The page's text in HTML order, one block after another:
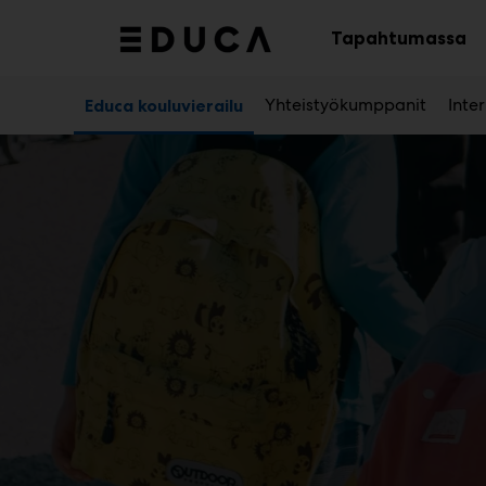
Main
Tapahtumassa
Educa kouluvierailu
Yhteistyökumppanit